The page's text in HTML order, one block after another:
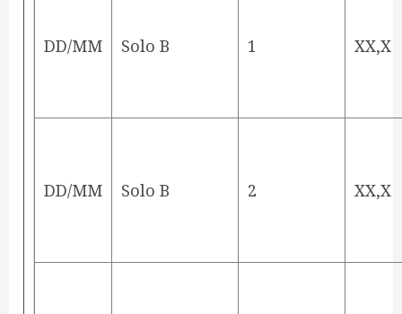
DD/MM Solo B 1 XX,X
DD/MM Solo B 2 XX,X